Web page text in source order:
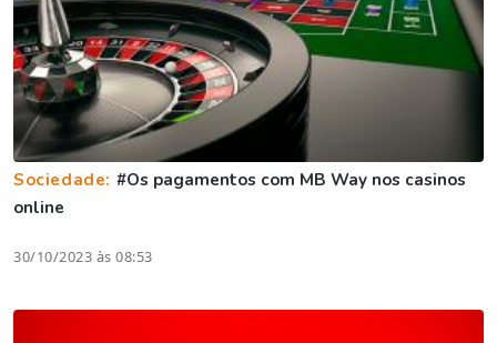
Sociedade: #Os pagamentos com MB Way nos casinos
online
30/10/2023 às 08:53